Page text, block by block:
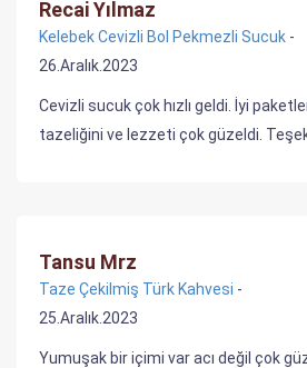
Recai Yılmaz
Kelebek Cevizli Bol Pekmezli Sucuk -
26.Aralık.2023
Cevizli sucuk çok hızlı geldi. İyi
tazeliğini ve lezzeti çok güzeldi.
Tansu Mrz
Taze Çekilmiş Türk Kahvesi -
25.Aralık.2023
Yumuşak bir içimi var acı değil çok